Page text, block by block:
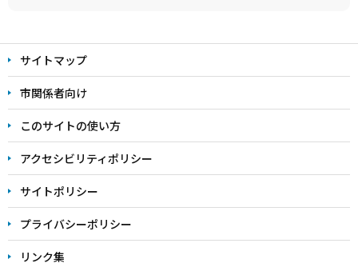
文
こ
こ
ま
で
サイトマップ
市関係者向け
このサイトの使い方
アクセシビリティポリシー
サイトポリシー
プライバシーポリシー
リンク集